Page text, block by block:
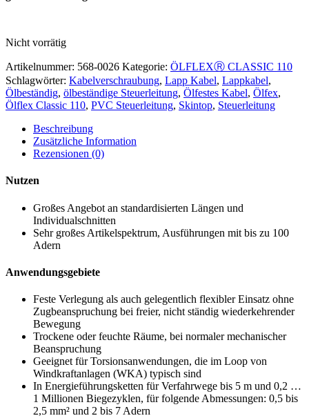
Nicht vorrätig
Artikelnummer: 568-0026 Kategorie: ÖLFLEXⓇ CLASSIC 110
Schlagwörter: Kabelverschraubung, Lapp Kabel, Lappkabel,
Ölbeständig, ölbeständige Steuerleitung, Ölfestes Kabel, Ölfex,
Ölflex Classic 110, PVC Steuerleitung, Skintop, Steuerleitung
Beschreibung
Zusätzliche Information
Rezensionen (0)
Nutzen
Großes Angebot an standardisierten Längen und
Individualschnitten
Sehr großes Artikelspektrum, Ausführungen mit bis zu 100
Adern
Anwendungsgebiete
Feste Verlegung als auch gelegentlich flexibler Einsatz ohne
Zugbeanspruchung bei freier, nicht ständig wiederkehrender
Bewegung
Trockene oder feuchte Räume, bei normaler mechanischer
Beanspruchung
Geeignet für Torsionsanwendungen, die im Loop von
Windkraftanlagen (WKA) typisch sind
In Energieführungsketten für Verfahrwege bis 5 m und 0,2 …
1 Millionen Biegezyklen, für folgende Abmessungen: 0,5 bis
2,5 mm² und 2 bis 7 Adern